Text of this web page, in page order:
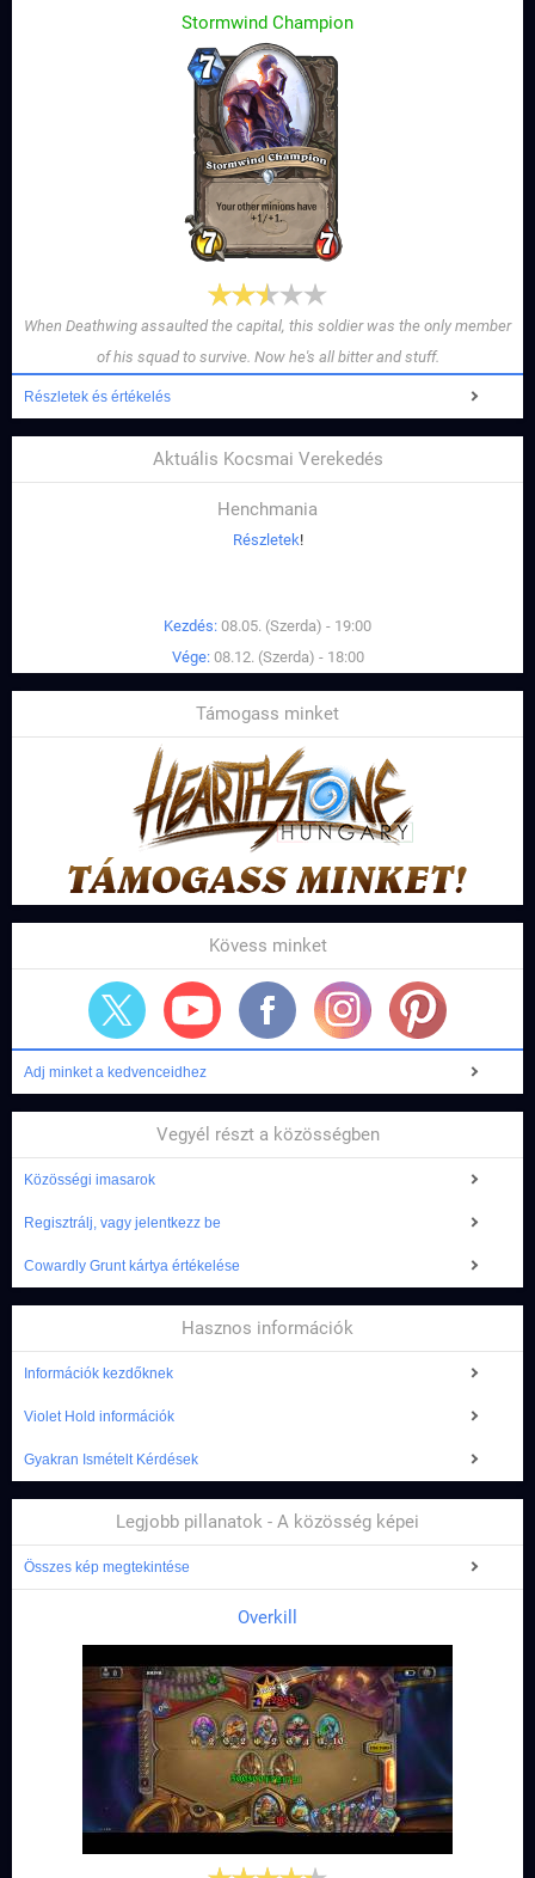
Stormwind Champion
When Deathwing assaulted the capital, this soldier was the only member
of his squad to survive. Now he's all bitter and stuff.
Részletek és értékelés
Aktuális Kocsmai Verekedés
Henchmania
Részletek!
Kezdés: 08.05. (Szerda) - 19:00
Vége: 08.12. (Szerda) - 18:00
Támogass minket
Kövess minket
Adj minket a kedvenceidhez
Vegyél részt a közösségben
Közösségi imasarok
Regisztrálj, vagy jelentkezz be
Cowardly Grunt kártya értékelése
Hasznos információk
Információk kezdőknek
Violet Hold információk
Gyakran Ismételt Kérdések
Legjobb pillanatok - A közösség képei
Összes kép megtekintése
Overkill